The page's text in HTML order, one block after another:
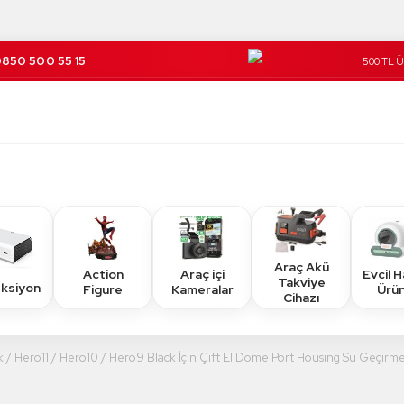
500 55 15 500 TL
Action
Figure
Araç içi
Kameralar
Araç Akü
Takviye
Cihazı
Evcil
/ Hero11 / Hero10 / Hero9 Black İçin Çift El Dome Port Housing Su